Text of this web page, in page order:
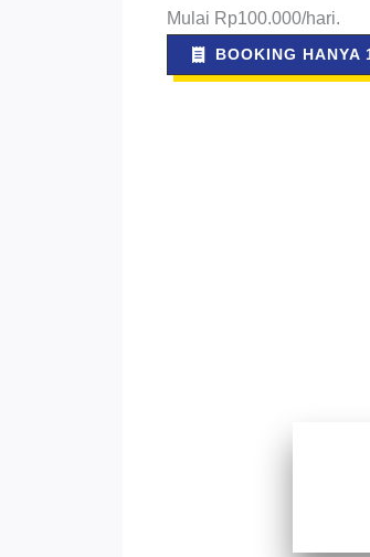
Mulai Rp100.000/hari.
BOOKING